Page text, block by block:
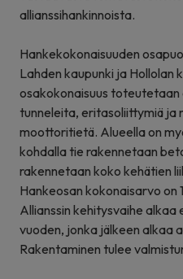
allianssihankinnoista.
Hankekokonaisuuden
Lahden kaupunki ja Hollolan
osakokonaisuus toteutetaan
tunneleita, eritasoliittymiä ja
moottoritietä. Alueella on
kohdalla tie rakennetaan
rakennetaan koko kehätien
Hankeosan kokonaisarvo on
Allianssin kehitysvaihe alkaa
vuoden, jonka jälkeen alkaa
Rakentaminen tulee